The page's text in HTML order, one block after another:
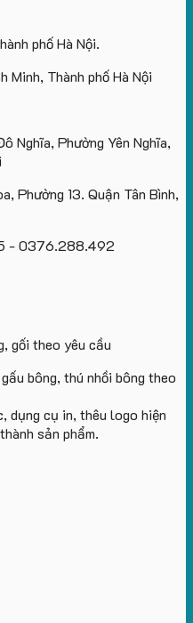
Công
Ty
Lữ
lớn
logo
Trung
số
lượng
lớn
theo
cầu
phố Hà Nội.
Minh, Thành phố Hà Nội
Nghĩa, Phường Yên Nghĩa,
Phường 13. Quận Tân Bình,
- 0376.288.492
bông, thú nhồi bông theo
dụng cụ in, thêu logo hiện
sản phẩm.